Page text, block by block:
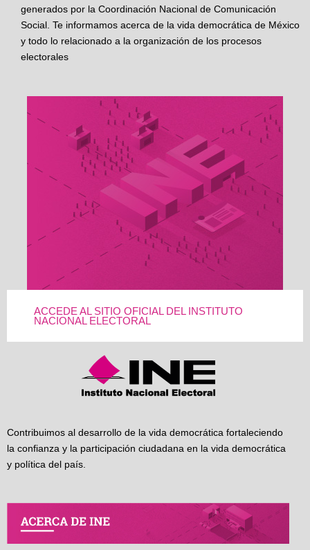
generados por la Coordinación Nacional de Comunicación
Social. Te informamos acerca de la vida democrática de México
y todo lo relacionado a la organización de los procesos
electorales
ACCEDE AL SITIO OFICIAL DEL INSTITUTO
NACIONAL ELECTORAL
Contribuimos al desarrollo de la vida democrática fortaleciendo
la confianza y la participación ciudadana en la vida democrática
y política del país.